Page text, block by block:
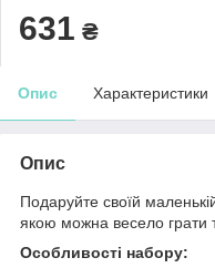
631 ₴
Опис Характеристики
Опис
Подаруйте своїй
якою можна весело грати
Особливості набору: